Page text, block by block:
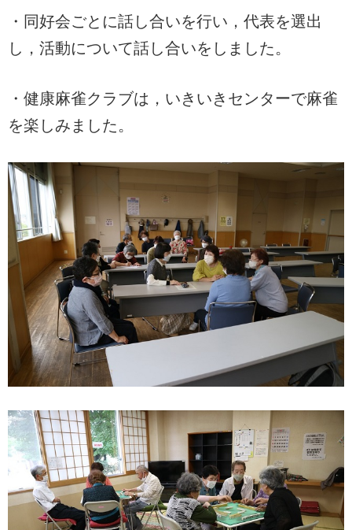
・同好会ごとに話し合いを行い，代表を選出
し，活動について話し合いをしました。
・健康麻雀クラブは，いきいきセンターで麻雀
を楽しみました。